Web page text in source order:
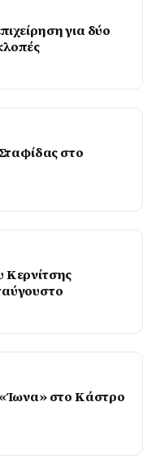
για δύο
στο
Κερνίτσης
στο Κάστρο